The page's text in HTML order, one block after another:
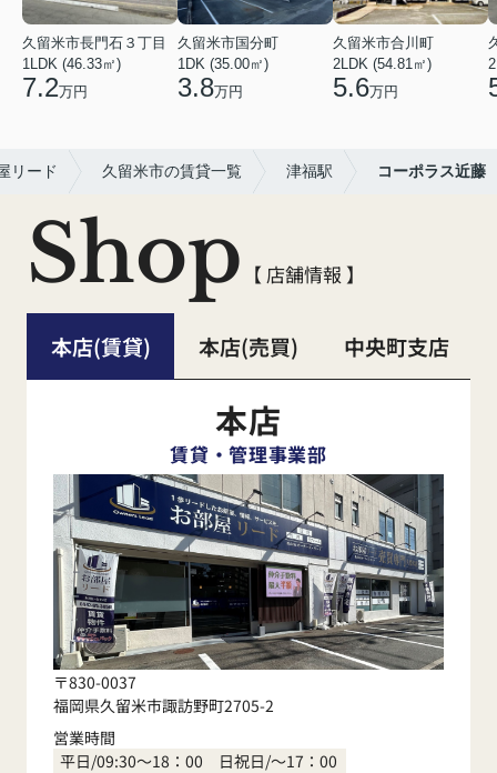
久留米市長門石３丁目
1LDK (46.33㎡)
7.2万円
久留米市国分町
1DK (35.00㎡)
3.8万円
久留米市合川町
2LDK (54.81㎡)
5.6万円
リード 久留米市の賃貸一覧 津福駅 コーポラス近藤
Shop 【 店舗情報 】
本店(賃貸) 本店(売買) 中央町支店
本店
賃貸・管理事業部
〒830-0037
福岡県久留米市諏訪野町2705-2
営業時間
平日/09:30～18：00 日祝日/～17：00